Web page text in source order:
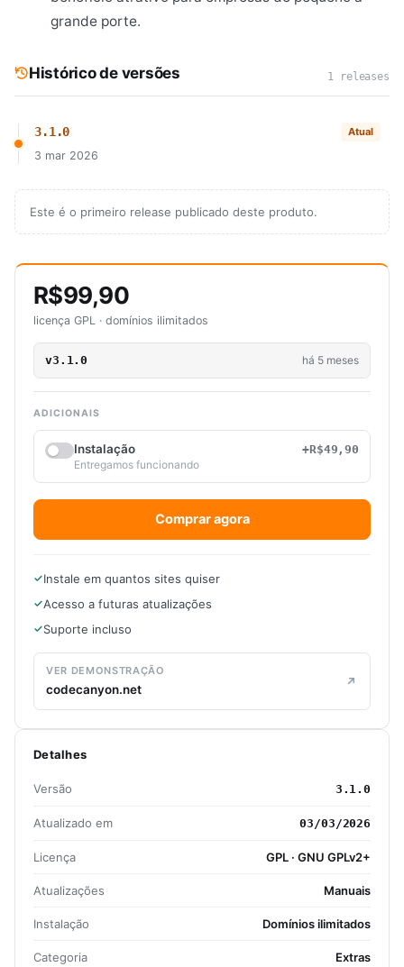
grande porte.
Histórico de versões 1 releases
3.1.0 Atual
3 mar 2026
Este é o primeiro release publicado deste produto.
R$99,90
licença GPL · domínios ilimitados
v3.1.0 há 5 meses
ADICIONAIS
Instalação
+R$49,90
Entregamos funcionando
Comprar agora
Instale em quantos sites quiser
Acesso a futuras atualizações
Suporte incluso
VER DEMONSTRAÇÃO
codecanyon.net
Detalhes
Versão 3.1.0
Atualizado em 03/03/2026
Licença GPL · GNU GPLv2+
Atualizações Manuais
Instalação Domínios ilimitados
Categoria Extras